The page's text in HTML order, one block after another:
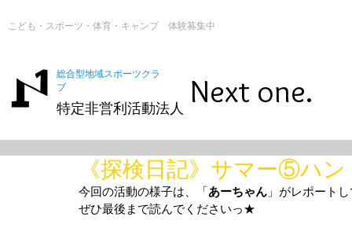
こども・スポーツ・体育・キャンプ 体験募集中
総合型地域スポーツクラ
ブ
特定非営利活動法人 Next one.
《探検日記》サマー⑤ハ
今回の活動の様子は、「あーちゃん 」がレポート
ぜひ最後まで読んでくださいっ★